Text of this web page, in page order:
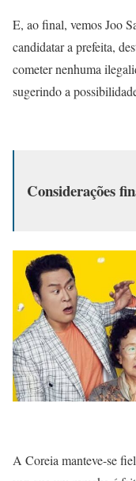
E, ao final, vemos Joo
candidatar a prefeita,
cometer nenhuma
sugerindo a
Considerações
A Coreia manteve-se